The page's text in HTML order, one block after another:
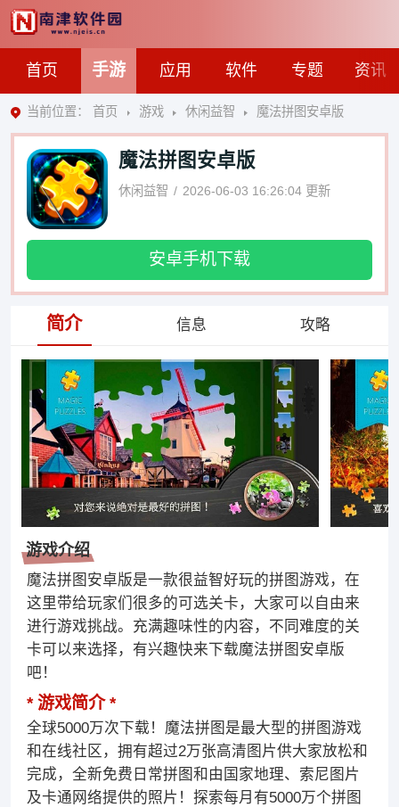
首页 手游 应用 软件 专题 资讯
当前位置： 首页 游戏 休闲益智 魔法拼图安卓版
魔法拼图安卓版
休闲益智 2026-06-03 16:26:04更新
安卓手机下载
简介 信息 攻略
游戏介绍
魔法拼图安卓版是一款很益智好玩的拼图游戏，在
这里带给玩家们很多的可选关卡，大家可以自由来
进行游戏挑战。充满趣味性的内容，不同难度的关
卡可以来选择，有兴趣快来下载魔法拼图安卓版
吧！
游戏简介
全球5000万次下载！魔法拼图是最大型的拼图游戏
和在线社区，拥有超过2万张高清图片供大家放松和
完成，全新免费日常拼图和由国家地理、索尼图片
及卡通网络提供的照片！探索每月有5000万个拼图